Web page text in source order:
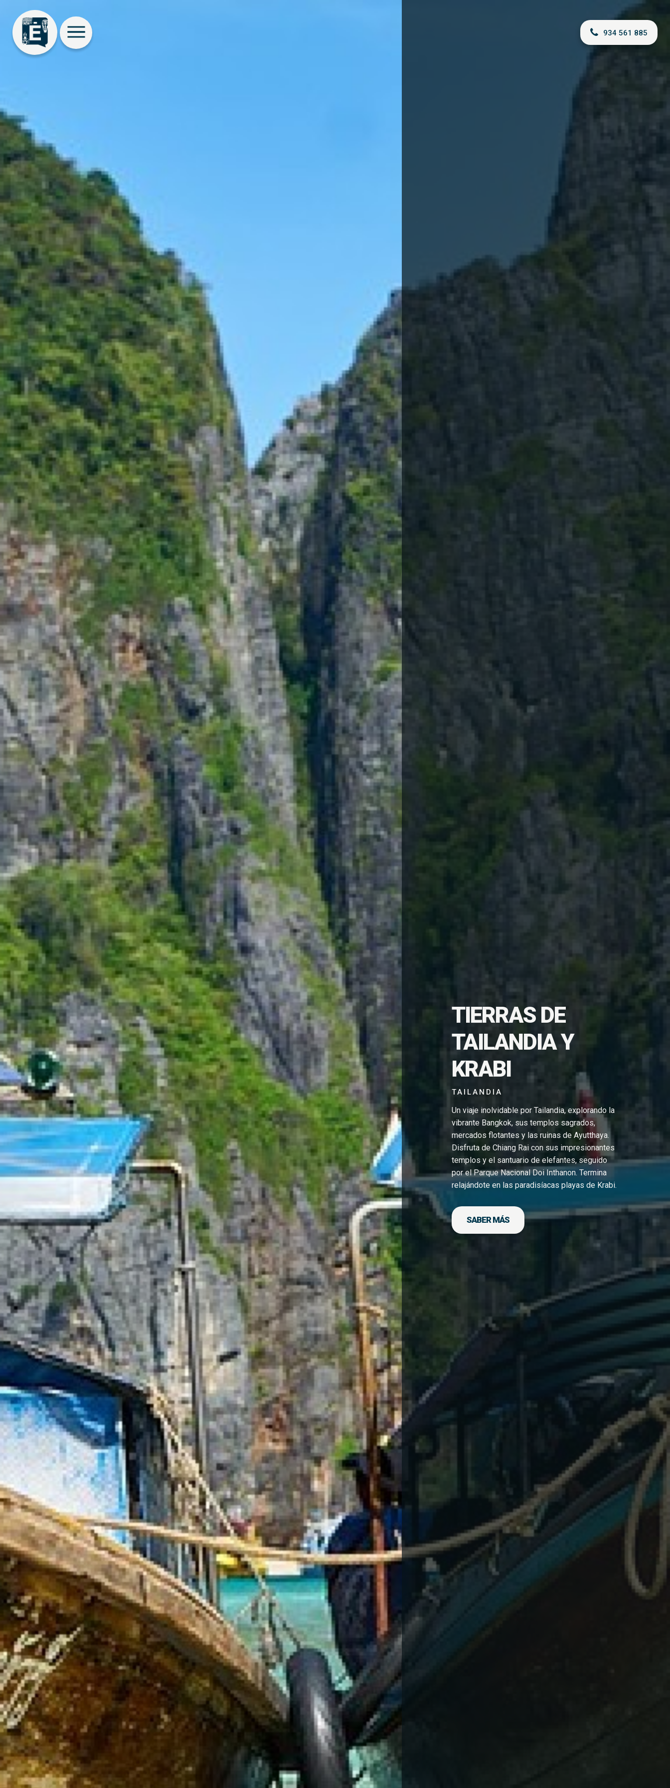
934 561 885
TIERRAS DE
TAILANDIA Y
KRABI
TAILANDIA
Un viaje inolvidable por Tailandia, explorando la
vibrante Bangkok, sus templos sagrados,
mercados flotantes y las ruinas de Ayutthaya.
Disfruta de Chiang Rai con sus impresionantes
templos y el santuario de elefantes, seguido
por el Parque Nacional Doi Inthanon. Termina
relajándote en las paradisíacas playas de Krabi.
SABER MÁS
SUSCRÍBETE PARA DESCARGAR ESTE VIAJE EN PDF
He leído y acepto laPolítica de Privacidad *
DESCARGA FICHA DEL VIAJE